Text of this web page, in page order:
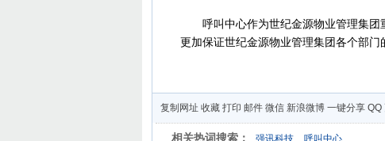
呼叫中心作为世纪金源物业管理集团
更加保证世纪金源物业管理集团各个部门
复制网址 收藏 打印 邮件 微信 新浪微博 一键分享 QQ
相关热词搜索： 强讯科技 呼叫中心